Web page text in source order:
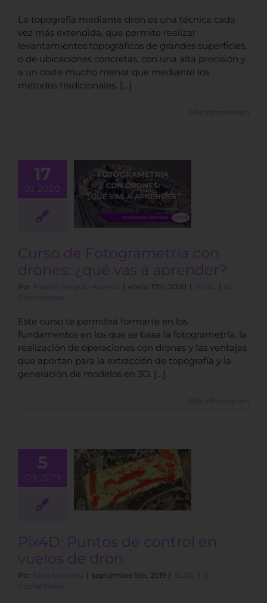
La topografía mediante dron es una técnica cada
vez más extendida, que permite realizar
levantamientos topográficos de grandes superficies,
o de ubicaciones concretas, con una alta precisión y
a un coste mucho menor que mediante los
métodos tradicionales. […]
Más información
17
01, 2020
de
¿qué
aprender?
Curso de Fotogrametría con
drones: ¿qué vas a aprender?
Por Alberto Holguín Asensio | enero 17th, 2020 | BLOG | 60
Comentarios
Este curso te permitirá formarte en los
fundamentos en los que se basa la fotogrametría, la
realización de operaciones con drones y las ventajas
que aportan para la extracción de topografía y la
generación de modelos en 3D. […]
Más información
5
09, 2019
Puntos de
en vuelos
Pix4D: Puntos de control en
vuelos de dron
Por Silvia Martínez | septiembre 5th, 2019 | BLOG | 8
Comentarios